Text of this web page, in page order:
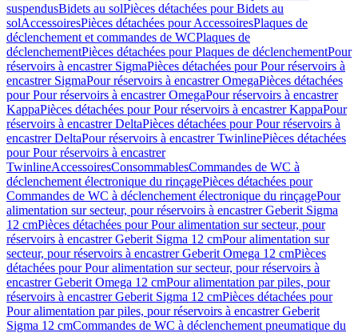
suspendusBidets au solPièces détachées pour Bidets au
solAccessoiresPièces détachées pour AccessoiresPlaques de
déclenchement et commandes de WCPlaques de
déclenchementPièces détachées pour Plaques de déclenchementPour
réservoirs à encastrer SigmaPièces détachées pour Pour réservoirs à
encastrer SigmaPour réservoirs à encastrer OmegaPièces détachées
pour Pour réservoirs à encastrer OmegaPour réservoirs à encastrer
KappaPièces détachées pour Pour réservoirs à encastrer KappaPour
réservoirs à encastrer DeltaPièces détachées pour Pour réservoirs à
encastrer DeltaPour réservoirs à encastrer TwinlinePièces détachées
pour Pour réservoirs à encastrer
TwinlineAccessoiresConsommablesCommandes de WC à
déclenchement électronique du rinçagePièces détachées pour
Commandes de WC à déclenchement électronique du rinçagePour
alimentation sur secteur, pour réservoirs à encastrer Geberit Sigma
12 cmPièces détachées pour Pour alimentation sur secteur, pour
réservoirs à encastrer Geberit Sigma 12 cmPour alimentation sur
secteur, pour réservoirs à encastrer Geberit Omega 12 cmPièces
détachées pour Pour alimentation sur secteur, pour réservoirs à
encastrer Geberit Omega 12 cmPour alimentation par piles, pour
réservoirs à encastrer Geberit Sigma 12 cmPièces détachées pour
Pour alimentation par piles, pour réservoirs à encastrer Geberit
Sigma 12 cmCommandes de WC à déclenchement pneumatique du